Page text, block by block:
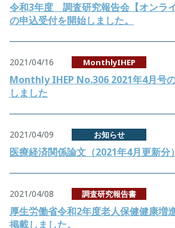
令和3年度 調査研究報告会【オンラ
の申込受付を開始しました。
2021/04/16 MonthlyIHEP
Monthly IHEP No.306 2021年4月号
しました
2021/04/09 お知らせ
医療経済関係論文（2021年4月更新分
2021/04/08 調査研究報告書
厚生労働省令和2年度老人保健健康増
掲載しました。